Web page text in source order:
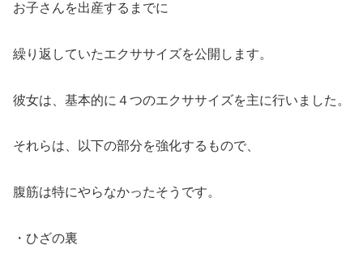
お子さんを出産するまでに
繰り返していたエクササイズを公開します。
彼女は、基本的に４つのエクササイズを主に行いました。
それらは、以下の部分を強化するもので、
腹筋は特にやらなかったそうです。
・ひざの裏